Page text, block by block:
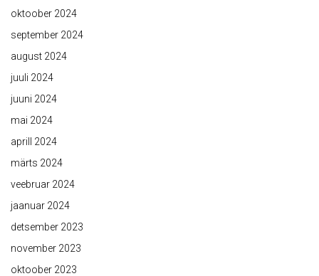
oktoober 2024
september 2024
august 2024
juuli 2024
juuni 2024
mai 2024
aprill 2024
märts 2024
veebruar 2024
jaanuar 2024
detsember 2023
november 2023
oktoober 2023